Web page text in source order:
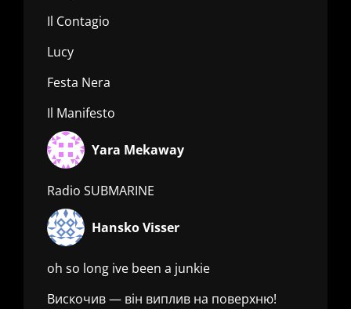
Il Contagio
Lucy
Festa Nera
Il Manifesto
Yara Mekaway
Radio SUBMARINE
Hansko Visser
oh so long ive been a junkie
Вискочив — він виплив на поверхню!